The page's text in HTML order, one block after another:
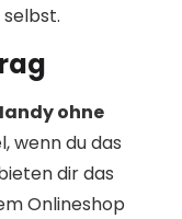
ohne
wenn du das
dir das
Onlineshop